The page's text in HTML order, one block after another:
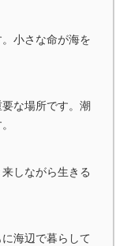
小さな命が海を
な場所です。潮
しながら生きる
海辺で暮らして